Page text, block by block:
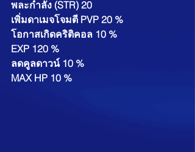
พละกำลัง (STR) 20
เพิ่มดาเมจโจมตี PVP 20 %
โอกาสเกิดคริติคอล 10 %
EXP 120 %
ลดคูลดาวน์ 10 %
MAX HP 10 %